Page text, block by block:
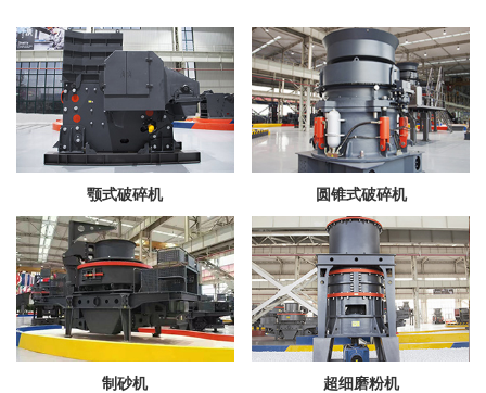
颚式破碎机 圆锥式破碎机
制砂机 超细磨粉机